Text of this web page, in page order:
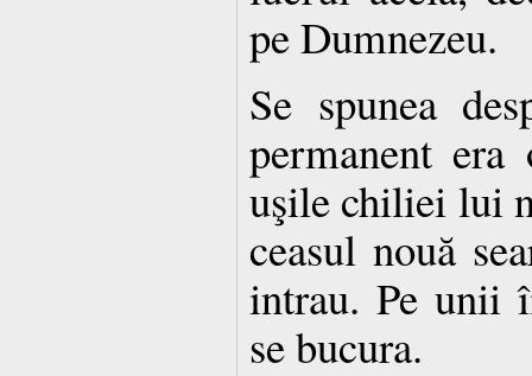
pe Dumnezeu.
Se spunea
permanent
uşile chiliei lui
ceasul nouă
intrau. Pe unii
se bucura.